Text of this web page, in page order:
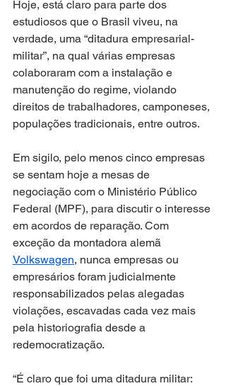
Hoje, está claro para parte dos
estudiosos que o Brasil viveu, na
verdade, uma “ditadura empresarial-
militar”, na qual várias empresas
colaboraram com a instalação e
manutenção do regime, violando
direitos de trabalhadores, camponeses,
populações tradicionais, entre outros.
Em sigilo, pelo menos cinco empresas
se sentam hoje a mesas de
negociação com o Ministério Público
Federal (MPF), para discutir o interesse
em acordos de reparação. Com
exceção da montadora alemã
Volkswagen, nunca empresas ou
empresários foram judicialmente
responsabilizados pelas alegadas
violações, escavadas cada vez mais
pela historiografia desde a
redemocratização.
“É claro que foi uma ditadura militar: